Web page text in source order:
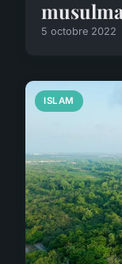
5 octobre 2022
ISLAM